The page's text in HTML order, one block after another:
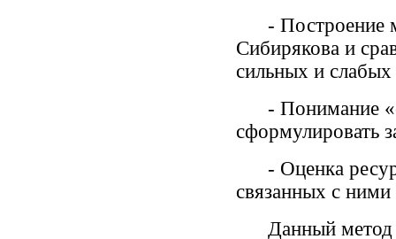
- Построение
Сибирякова и
сильных и
- Понимание
сформулировать
- Оценка
связанных с ними
Данный метод